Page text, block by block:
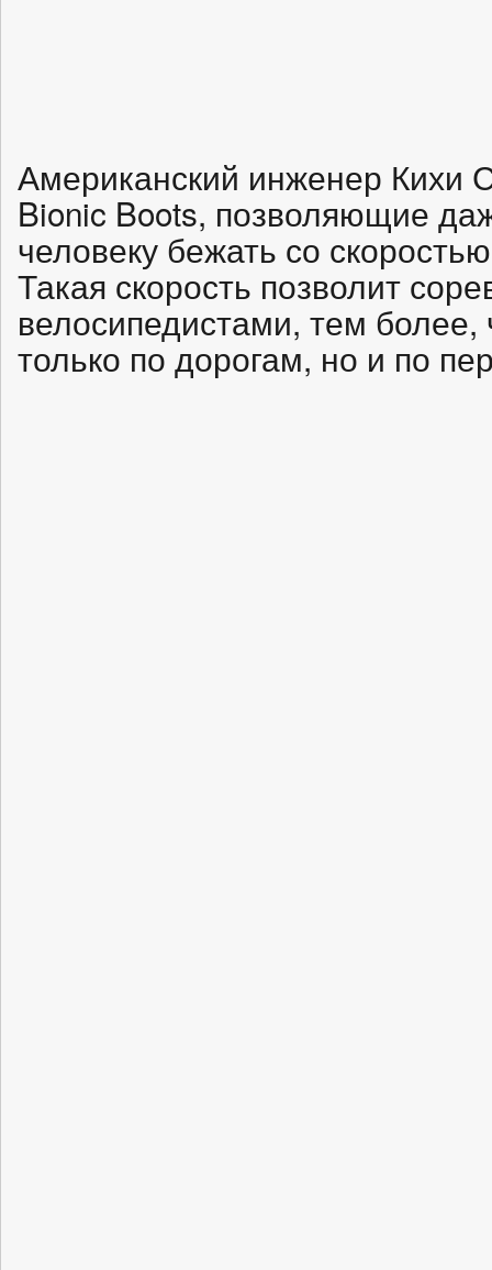
Американский инженер Кихи
Bionic Boots, позволяющие
человеку бежать со
Такая скорость позволит
велосипедистами, тем
только по дорогам, но и по